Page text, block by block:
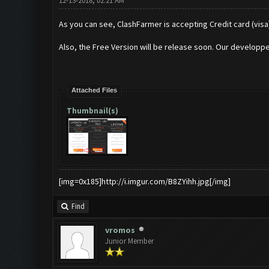
As you can see, ClashFarmer is accepting Credit card
Also, the Free Version will be release soon. Our
Attached Files
Thumbnail(s)
[img=0x185]http://i.imgur.com/B8ZYihh.jpg[/img]
Find
vromos
Junior Member